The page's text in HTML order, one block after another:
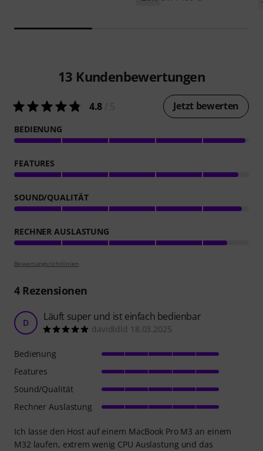
13 Kundenbewertungen
4.8 Jetzt bewerten
BEDIENUNG
FEATURES
SOUND/QUALITÄT
RECHNER AUSLASTUNG
Bewertungsrichtlinien
4Rezensionen
D Läuft super und ist einfach bedienbar
davidldld 18.03.2025
Ich lasse den Host auf einem MacBook Pro M3 an einem
M32 laufen, extrem wenig CPU Auslastung und das
Bedienung
Features
Sound/Qualität
Rechner Auslastung